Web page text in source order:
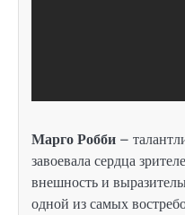
Марго Робби –
завоевала сердца
внешность и
одной из самых